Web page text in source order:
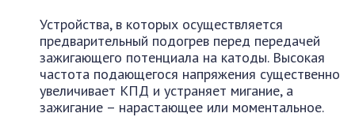
Устройства, в которых осуществляется
предварительный подогрев перед передачей
зажигающего потенциала на катоды. Высокая
частота подающегося напряжения существенно
увеличивает КПД и устраняет мигание, а
зажигание – нарастающее или моментальное.